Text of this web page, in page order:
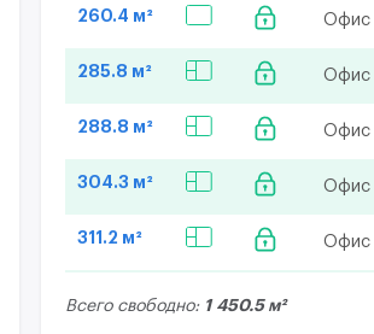
260.4 м² Офис
285.8 м² Офис
288.8 м² Офис
304.3 м² Офис
311.2 м² Офис
Всего свободно: 1 450.5 м²